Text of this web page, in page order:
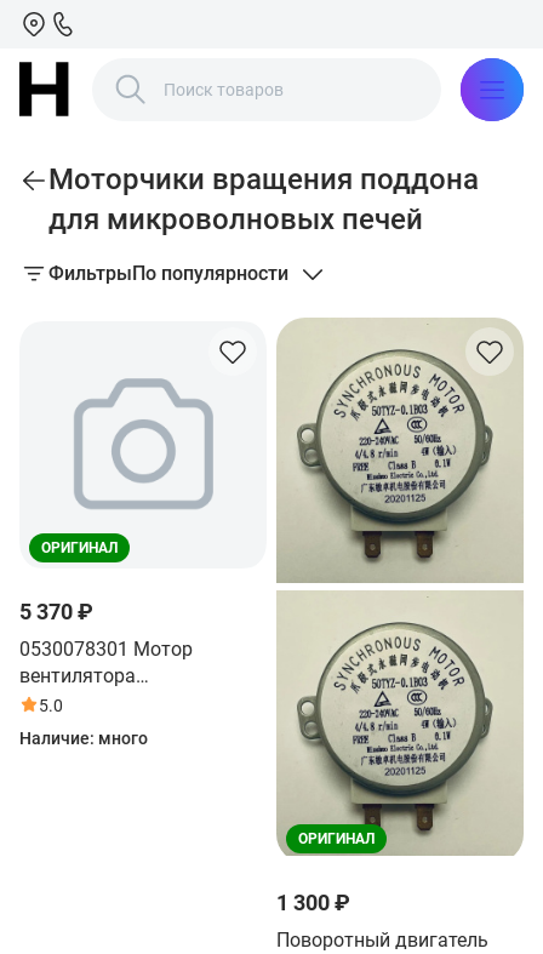
Моторчики вращения поддона
для микроволновых печей
ФильтрыПо популярности
ОРИГИНАЛ
5 370 ₽
0530078301 Мотор
вентилятора
микроволновой печи Haier
5.0
Наличие: много
ОРИГИНАЛ
1 300 ₽
Поворотный двигатель